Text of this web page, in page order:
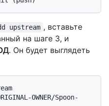
upstream , вставьте
на шаге 3, и
. Он будет выглядеть
OWNER/Spoon-